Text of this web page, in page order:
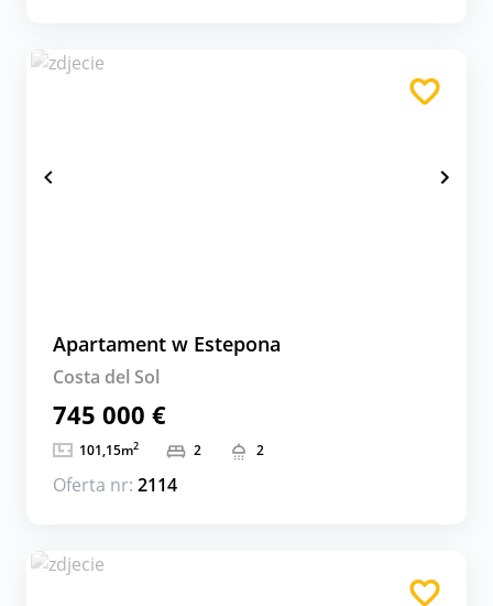
Apartament w Estepona
Costa del Sol
745 000 €
101,15m2 2 2
Oferta nr: 2114